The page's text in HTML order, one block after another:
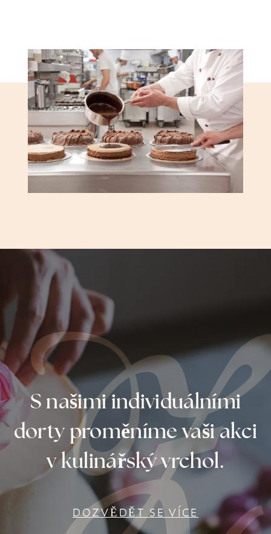
S našimi individuálními
dorty proměníme vaši akci
v kulinářský vrchol.
DOZVĚDĚT SE VÍCE